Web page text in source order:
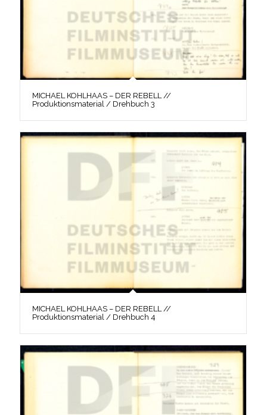
MICHAEL KOHLHAAS – DER REBELL //
Produktionsmaterial / Drehbuch 3
MICHAEL KOHLHAAS – DER REBELL //
Produktionsmaterial / Drehbuch 4